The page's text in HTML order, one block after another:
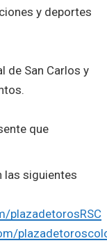
y deportes
de San Carlos y
que
las siguientes
plazadetorosRSC